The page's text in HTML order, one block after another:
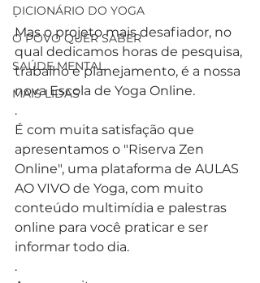
DICIONÁRIO DO YOGA
O POVO QUER SABER
SAÚDE MENTAL
MAIS LIDAS
.
Mas o projeto mais desafiador, no
qual dedicamos horas de pesquisa,
trabalho e planejamento, é a nossa
nova Escola de Yoga Online.
.
É com muita satisfação que
apresentamos o "Riserva Zen
Online", uma plataforma de AULAS
AO VIVO de Yoga, com muito
conteúdo multimídia e palestras
online para você praticar e ser
informar todo dia.
.